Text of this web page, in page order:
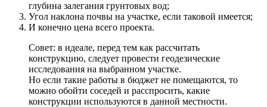
глубина залегания грунтовых вод;
Угол наклона почвы на участке, если таковой имеется;
И конечно цена всего проекта.
Совет: в идеале, перед тем как рассчитать
конструкцию, следует провести геодезические
исследования на выбранном участке.
Но если такие работы в бюджет не помещаются, то
можно обойти соседей и расспросить, какие
конструкции используются в данной местности.